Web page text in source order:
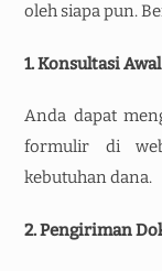
oleh siapa pun.
1. Konsultasi Awal
Anda dapat
formulir di
kebutuhan dana.
2. Pengiriman